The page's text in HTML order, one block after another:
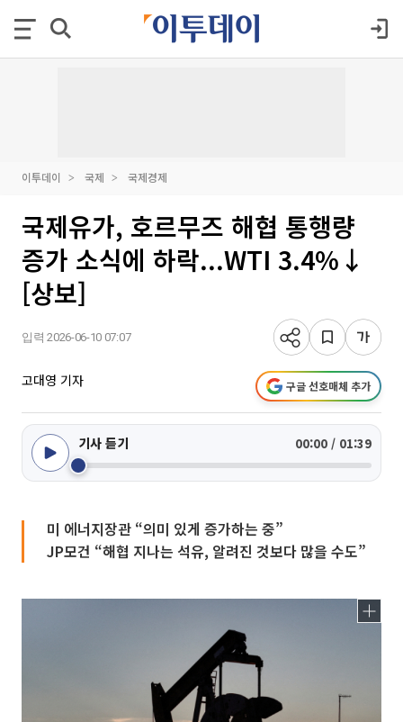
이투데이 국제 국제경제
국제유가, 호르무즈 해협 통행량
증가 소식에 하락...WTI 3.4%↓
[상보]
입력 2026-06-10 07:07
고대영 기자 구글 선호매체 추가
기사 듣기 00:00 / 01:39
미 에너지장관 “의미 있게 증가하는 중”
JP모건 “해협 지나는 석유, 알려진 것보다 많을 수도”